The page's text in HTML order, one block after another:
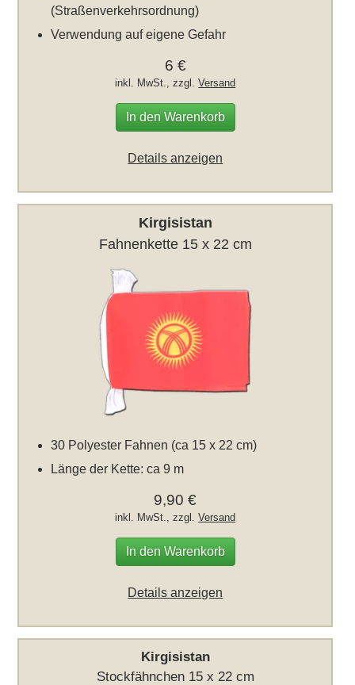
(Straßenverkehrsordnung)
Verwendung auf eigene Gefahr
6 €
inkl. MwSt., zzgl.Versand
In den Warenkorb
Details anzeigen
Kirgisistan
Fahnenkette 15 x 22 cm
30 Polyester Fahnen (ca 15 x 22 cm)
Länge der Kette: ca 9 m
9,90 €
inkl. MwSt., zzgl.Versand
In den Warenkorb
Details anzeigen
Kirgisistan
Stockfähnchen 15 x 22 cm